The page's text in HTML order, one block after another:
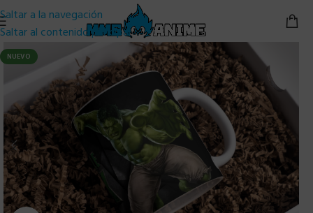
Saltar a la navegación
Saltar al contenido principal
NUEVO